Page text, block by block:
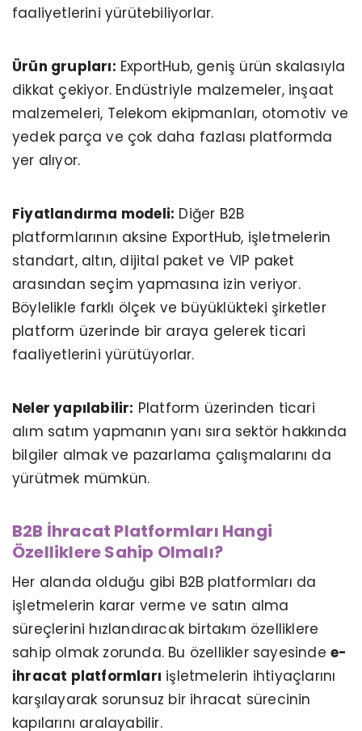
faaliyetlerini yürütebiliyorlar.
Ürün grupları: ExportHub, geniş ürün skalasıyla
dikkat çekiyor. Endüstriyle malzemeler, inşaat
malzemeleri, Telekom ekipmanları, otomotiv ve
yedek parça ve çok daha fazlası platformda
yer alıyor.
Fiyatlandırma modeli: Diğer B2B
platformlarının aksine ExportHub, işletmelerin
standart, altın, dijital paket ve VIP paket
arasından seçim yapmasına izin veriyor.
Böylelikle farklı ölçek ve büyüklükteki şirketler
platform üzerinde bir araya gelerek ticari
faaliyetlerini yürütüyorlar.
Neler yapılabilir: Platform üzerinden ticari
alım satım yapmanın yanı sıra sektör hakkında
bilgiler almak ve pazarlama çalışmalarını da
yürütmek mümkün.
B2B İhracat Platformları Hangi
Özelliklere Sahip Olmalı?
Her alanda olduğu gibi B2B platformları da
işletmelerin karar verme ve satın alma
süreçlerini hızlandıracak birtakım özelliklere
sahip olmak zorunda. Bu özellikler sayesindee-
ihracat platformları işletmelerin ihtiyaçlarını
karşılayarak sorunsuz bir ihracat sürecinin
kapılarını aralayabilir.